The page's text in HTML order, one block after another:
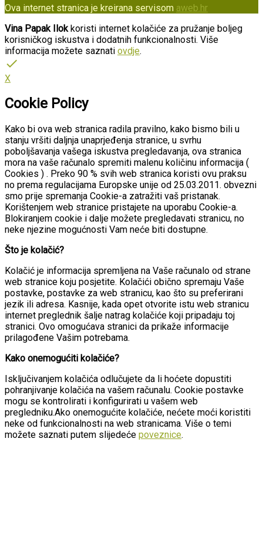
Ova internet stranica je kreirana servisom aweb.hr
Vina Papak Ilok koristi internet kolačiće za pružanje boljeg
korisničkog iskustva i dodatnih funkcionalnosti. Više
informacija možete saznati ovdje.
done
X
Cookie Policy
Kako bi ova web stranica radila pravilno, kako bismo bili u
stanju vršiti daljnja unaprjeđenja stranice, u svrhu
poboljšavanja vašega iskustva pregledavanja, ova stranica
mora na vaše računalo spremiti malenu količinu informacija (
Cookies ) . Preko 90 % svih web stranica koristi ovu praksu
no prema regulacijama Europske unije od 25.03.2011. obvezni
smo prije spremanja Cookie-a zatražiti vaš pristanak.
Korištenjem web stranice pristajete na uporabu Cookie-a.
Blokiranjem cookie i dalje možete pregledavati stranicu, no
neke njezine mogućnosti Vam neće biti dostupne.
Što je kolačić?
Kolačić je informacija spremljena na Vaše računalo od strane
web stranice koju posjetite. Kolačići obično spremaju Vaše
postavke, postavke za web stranicu, kao što su preferirani
jezik ili adresa. Kasnije, kada opet otvorite istu web stranicu
internet preglednik šalje natrag kolačiće koji pripadaju toj
stranici. Ovo omogućava stranici da prikaže informacije
prilagođene Vašim potrebama.
Kako onemogućiti kolačiće?
Isključivanjem kolačića odlučujete da li hoćete dopustiti
pohranjivanje kolačića na vašem računalu. Cookie postavke
mogu se kontrolirati i konfigurirati u vašem web
pregledniku.Ako onemogućite kolačiće, nećete moći koristiti
neke od funkcionalnosti na web stranicama. Više o temi
možete saznati putem slijedeće poveznice.